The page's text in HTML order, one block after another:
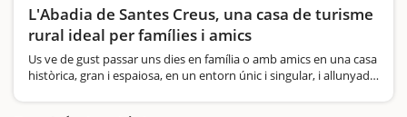
L'Abadia de Santes Creus, una casa de turisme
rural ideal per famílies i amics
Us ve de gust passar uns dies en família o amb amics en una casa
històrica, gran i espaiosa, en un entorn únic i singular, i allunyada